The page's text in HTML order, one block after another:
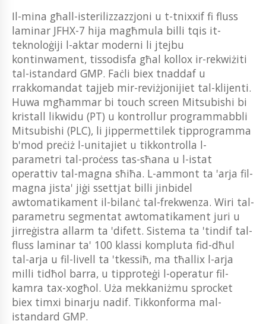
Il-mina għall-isterilizzazzjoni u t-tnixxif fi fluss
laminar JFHX-7 hija magħmula billi tqis it-
teknoloġiji l-aktar moderni li jtejbu
kontinwament, tissodisfa għal kollox ir-rekwiżiti
tal-istandard GMP. Faċli biex tnaddaf u
rrakkomandat tajjeb mir-reviżjonijiet tal-klijenti.
Huwa mgħammar bi touch screen Mitsubishi bi
kristall likwidu (PT) u kontrollur programmabbli
Mitsubishi (PLC), li jippermettilek tipprogramma
b'mod preċiż l-unitajiet u tikkontrolla l-
parametri tal-proċess tas-sħana u l-istat
operattiv tal-magna sħiħa. L-ammont ta 'arja fil-
magna jista' jiġi ssettjat billi jinbidel
awtomatikament il-bilanċ tal-frekwenza. Wiri tal-
parametru segmentat awtomatikament juri u
jirreġistra allarm ta 'difett. Sistema ta 'tindif tal-
fluss laminar ta' 100 klassi kompluta fid-dħul
tal-arja u fil-livell ta 'tkessiħ, ma tħallix l-arja
milli tidħol barra, u tipproteġi l-operatur fil-
kamra tax-xogħol. Uża mekkaniżmu sprocket
biex timxi binarju nadif. Tikkonforma mal-
istandard GMP.